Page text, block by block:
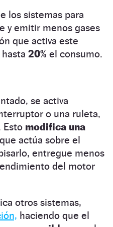
los sistemas para
y emitir menos gases
que activa este
20% el consumo.
se activa
o una ruleta,
Esto modifica una
que actúa sobre el
entregue menos
del motor
otros sistemas,
haciendo que el